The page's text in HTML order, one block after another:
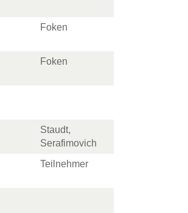
Foken
Foken
Staudt,
Serafimovich
Teilnehmer